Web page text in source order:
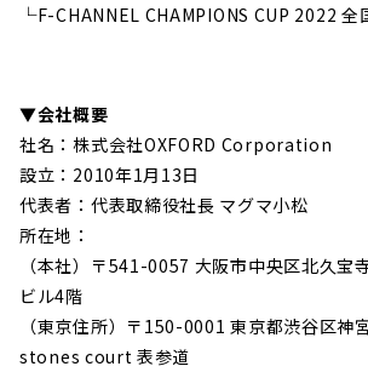
└F-CHANNEL CHAMPIONS CUP 2022 全
▼会社概要
社名：株式会社OXFORD Corporation
設立：2010年1月13日
代表者：代表取締役社長 マグマ小松
所在地：
（本社）〒541-0057 大阪市中央区北久宝
ビル4階
（東京住所） 〒150-0001 東京都渋谷区神
stones court 表参道